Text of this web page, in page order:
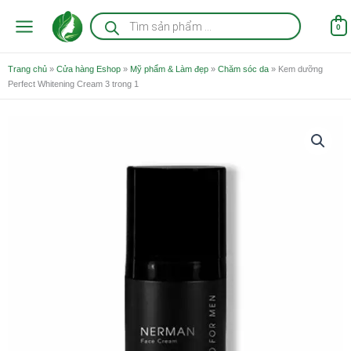
Tìm
kiếm
sản
0
Trang chủ » Cửa hàng Eshop » Mỹ phẩm & Làm đẹp » Chăm sóc da » Kem dưỡng
Perfect Whitening Cream 3 trong 1